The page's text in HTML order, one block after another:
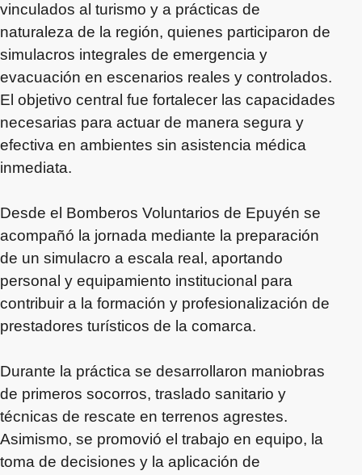
vinculados al turismo y a prácticas de
naturaleza de la región, quienes participaron de
simulacros integrales de emergencia y
evacuación en escenarios reales y controlados.
El objetivo central fue fortalecer las capacidades
necesarias para actuar de manera segura y
efectiva en ambientes sin asistencia médica
inmediata.
Desde el Bomberos Voluntarios de Epuyén se
acompañó la jornada mediante la preparación
de un simulacro a escala real, aportando
personal y equipamiento institucional para
contribuir a la formación y profesionalización de
prestadores turísticos de la comarca.
Durante la práctica se desarrollaron maniobras
de primeros socorros, traslado sanitario y
técnicas de rescate en terrenos agrestes.
Asimismo, se promovió el trabajo en equipo, la
toma de decisiones y la aplicación de